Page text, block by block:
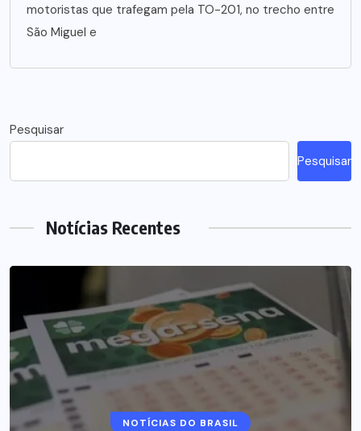
motoristas que trafegam pela TO-201, no trecho entre
São Miguel e
Pesquisar
Pesquisar
Notícias Recentes
NOTÍCIAS DO BRASIL